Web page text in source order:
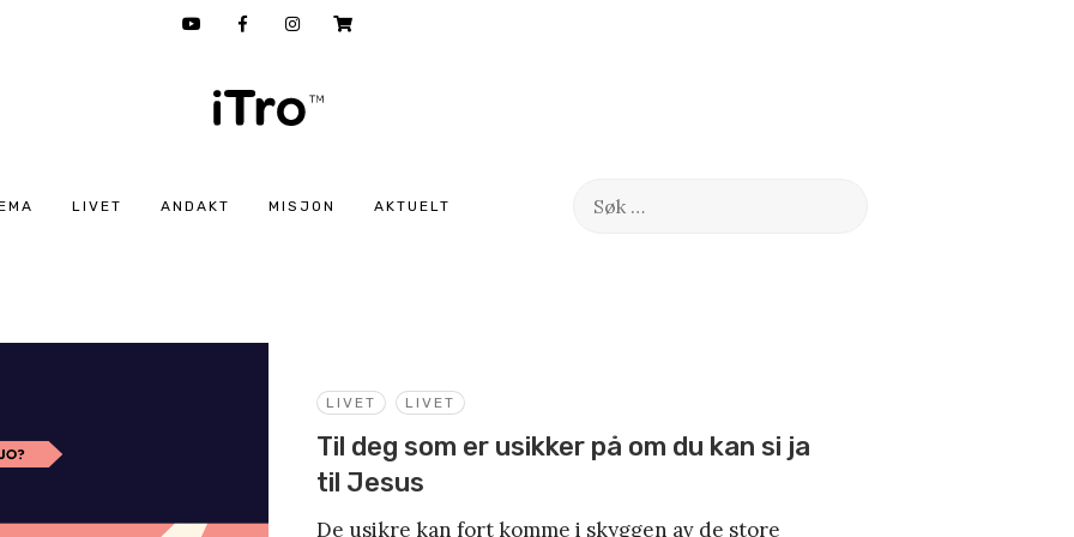
LIVET ANDAKT MISJON AKTUELT
Søk
LIVET LIVET
Til deg som er usikker på om du kan si ja
til Jesus
De usikre kan fort komme i skyggen av de store